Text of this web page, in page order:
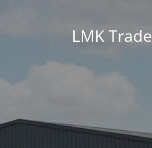
LMK Trade